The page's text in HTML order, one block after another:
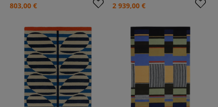
803,00 € 2 939,00 €